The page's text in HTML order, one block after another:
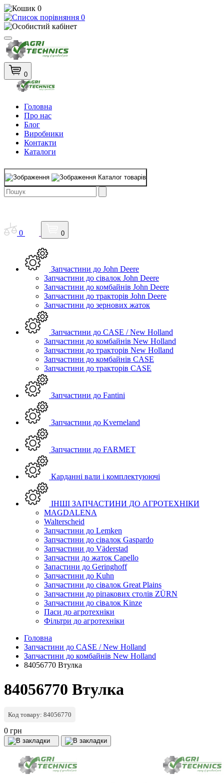
0
0
0
Головна
Про нас
Блог
Виробники
Контакти
Каталоги
Каталог товарів
0 0
Запчастини до John Deere
Запчастини до сівалок John Deere
Запчастини до комбайнів John Deere
Запчастини до тракторів John Deere
Запчастини до зернових жаток
Запчастини до CASE / New Holland
Запчастини до комбайнів New Holland
Запчастини до тракторів New Holland
Запчастини до комбайнів CASE
Запчастини до тракторів CASE
Запчастини до Fantini
Запчастини до Kverneland
Запчастини до FARMET
Карданні вали і комплектуюючі
ІНШІ ЗАПЧАСТИНИ ДО АГРОТЕХНІКИ
MAGDALENA
Walterscheid
Запчастини до Lemken
Запчастини до сівалок Gaspardo
Запчастини до Väderstad
Запчастни до жаток Capello
Запастини до Geringhoff
Запчастини до Kuhn
Запчастини до сівалок Great Plains
Запчастини до ріпакових столів ZÜRN
Запчастини до сівалок Kinze
Паси до агротехніки
Фільтри до агротехніки
Головна
Запчастини до CASE / New Holland
Запчастини до комбайнів New Holland
84056770 Втулка
84056770 Втулка
Код товару: 84056770
0 грн